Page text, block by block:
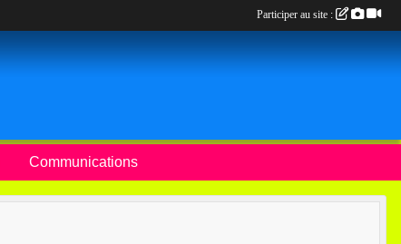
Communications
Participer au site :